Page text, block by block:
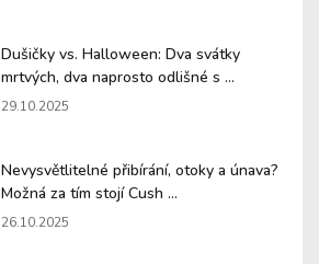
Dušičky vs. Halloween: Dva svátky
mrtvých, dva naprosto odlišné s ...
29.10.2025
Nevysvětlitelné přibírání, otoky a únava?
Možná za tím stojí Cush ...
26.10.2025